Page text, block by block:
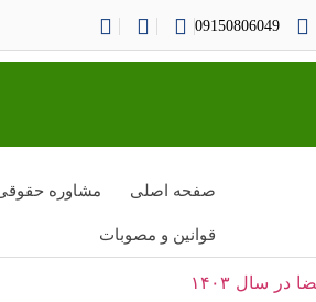
09150806049
صفحه اصلی مشاوره
قوانین و مصوبات